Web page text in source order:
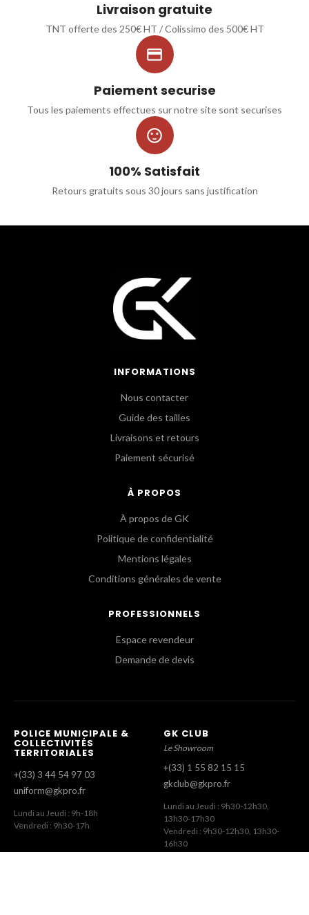
Livraison gratuite
TNT offerte des 250€ HT / Colissimo des 500€ HT

Paiement securise
Tous les paiements effectues sur notre site sont securises

100% Satisfait
Retours gratuits sous 30 jours sans justification
INFORMATIONS
Nous contacter
Guide des tailles
Livraisons et retours
Paiement sécurisé
À PROPOS
À propos de GK
Politique de confidentialité
Mentions légales
Conditions générales de vente
PROFESSIONNELS
Espace revendeur
Demande de devis
POLICE MUNICIPALE &
COLLECTIVITÉS
TERRITORIALES
+(33) 3 44 54 97 03
uniform@gkpro.fr
Lundi au Jeudi : 9h-18h
Vendredi : 9h30-17h
GK CLUB
Le Showroom
+(33) 1 55 82 15 15
gkclub@gkpro.fr
Lundi au Jeudi : 9h30-12h30,
13h30-17h30
Vendredi : 9h30-12h30, 13h30-
16h30